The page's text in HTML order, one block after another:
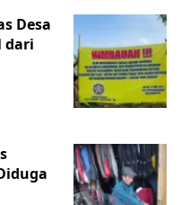
Desa
dari